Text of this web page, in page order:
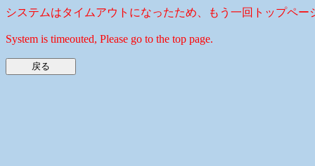
システムはタイムアウトになったため、もう一回トップペー
System is timeouted, Please go to the top page.